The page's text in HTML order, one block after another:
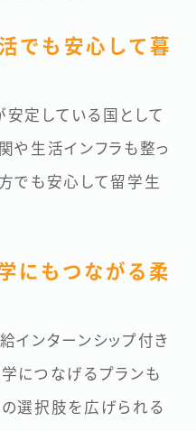
でも安心して暮
定している国として
や生活インフラも整っ
でも安心して留学生
にもつながる柔
インターンシップ付き
につなげるプランも
選択肢を広げられる